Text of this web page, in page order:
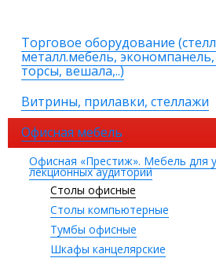
Торговое оборудование
металл.мебель, экономпанель,
торсы, вешала,..)
Витрины, прилавки, стеллажи
Офисная мебель
Офисная «Престиж». Мебель для
лекционных аудиторий
Столы офисные
Столы компьютерные
Тумбы офисные
Шкафы канцелярские